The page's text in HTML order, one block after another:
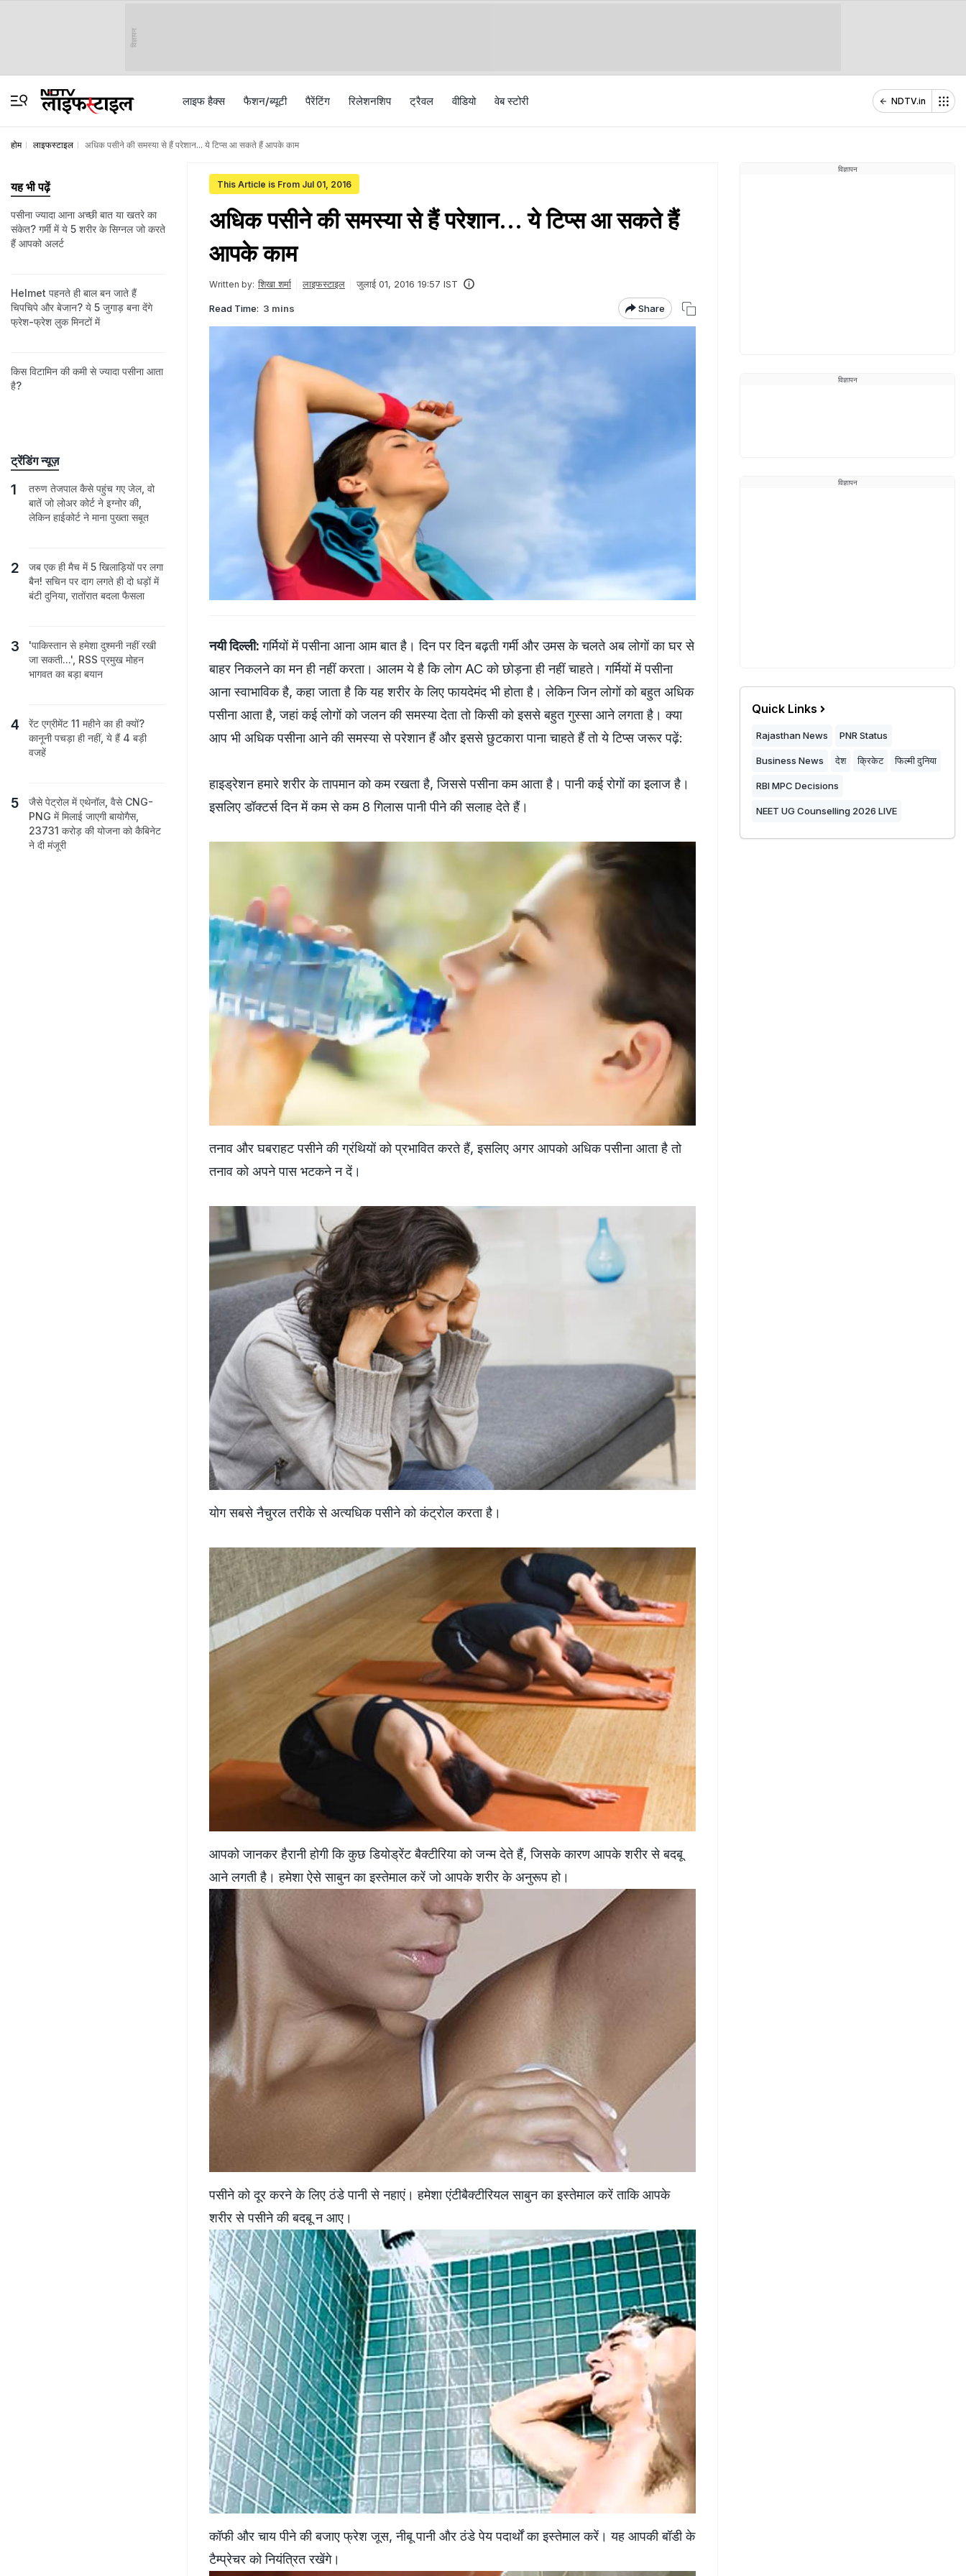
विज्ञापन
लाइफ हैक्स फैशन/ब्‍यूटी पैरेंटिंग रिलेशनशिप ट्रैवल वीड‍ियो वेब स्टोरी NDTV.in
होम लाइफस्टाइल अधिक पसीने की समस्‍या से हैं परेशान... ये टिप्‍स आ सकते हैं आपके काम
This Article is From Jul 01, 2016
अधिक पसीने की समस्‍या से हैं परेशान... ये टिप्‍स आ सकते हैं
आपके काम
Written by: शिखा शर्मा लाइफस्टाइल जुलाई 01, 2016 19:57 IST
Read Time: 3 mins Share
नयी दिल्‍ली: गर्मियों में पसीना आना आम बात है। दिन पर दिन बढ़ती गर्मी और उमस के चलते अब लोगों का घर से
बाहर निकलने का मन ही नहीं करता। आलम ये है कि लोग AC को छोड़ना ही नहीं चाहते। गर्मियों में पसीना
आना स्‍वाभाविक है, कहा जाता है कि यह शरीर के लिए फायदेमंद भी होता है। लेकिन जिन लोगों को बहुत अधिक
पसीना आता है, जहां कई लोगों को जलन की समस्‍या देता तो किसी को इससे बहुत गुस्‍सा आने लगता है। क्‍या
आप भी अधिक पसीना आने की समस्‍या से परेशान हैं और इससे छुटकारा पाना चाहते हैं तो ये टिप्‍स जरूर पढ़ें:
हाइड्रेशन हमारे शरीर के तापमान को कम रखता है, जिससे पसीना कम आता है। पानी कई रोगों का इलाज है।
इसलिए डॉक्‍टर्स दिन में कम से कम 8 गिलास पानी पीने की सलाह देते हैं।
तनाव और घबराहट पसीने की ग्रंथियों को प्रभावित करते हैं, इसलिए अगर आपको अधिक पसीना आता है तो
तनाव को अपने पास भटकने न दें।
योग सबसे नैचुरल तरीके से अत्यधिक पसीने को कंट्रोल करता है।
आपको जानकर हैरानी होगी कि कुछ डियोड्रेंट बैक्टीरिया को जन्‍म देते हैं, जिसके कारण आपके शरीर से बदबू
आने लगती है। हमेशा ऐसे साबुन का इस्‍तेमाल करें जो आपके शरीर के अनुरूप हो।
पसीने को दूर करने के लिए ठंडे पानी से नहाएं। हमेशा एंटीबैक्‍टीरियल साबुन का इस्‍तेमाल करें ताकि आपके
शरीर से पसीने की बदबू न आए।
कॉफी और चाय पीने की बजाए फ्रेश जूस, नीबू पानी और ठंडे पेय पदार्थों का इस्‍तेमाल करें। यह आपकी बॉडी के
टैम्‍प्रेचर को नियंत्रित रखेंगे।
यह भी पढ़ें
पसीना ज्यादा आना अच्छी बात या खतरे का
संकेत? गर्मी में ये 5 शरीर के सिग्नल जो करते
हैं आपको अलर्ट
Helmet पहनते ही बाल बन जाते हैं
चिपचिपे और बेजान? ये 5 जुगाड़ बना देंगे
फ्रेश-फ्रेश लुक मिनटों में
किस विटामिन की कमी से ज्यादा पसीना आता
है?
ट्रेंडिंग न्यूज़
तरुण तेजपाल कैसे पहुंच गए जेल, वो
बातें जो लोअर कोर्ट ने इग्नोर की,
लेकिन हाईकोर्ट ने माना पुख्ता सबूत
जब एक ही मैच में 5 खिलाड़ियों पर लगा
बैन! सचिन पर दाग लगते ही दो धड़ों में
बंटी दुनिया, रातोंरात बदला फैसला
'पाकिस्तान से हमेशा दुश्मनी नहीं रखी
जा सकती...', RSS प्रमुख मोहन
भागवत का बड़ा बयान
रेंट एग्रीमेंट 11 महीने का ही क्‍यों?
कानूनी पचड़ा ही नहीं, ये हैं 4 बड़ी
वजहें
जैसे पेट्रोल में एथेनॉल, वैसे CNG-
PNG में मिलाई जाएगी बायोगैस,
23731 करोड़ की योजना को कैबिनेट
ने दी मंजूरी
विज्ञापन
विज्ञापन
विज्ञापन
Quick Links
Rajasthan News PNR Status
Business News देश क्रिकेट फिल्मी दुनिया
RBI MPC Decisions
NEET UG Counselling 2026 LIVE